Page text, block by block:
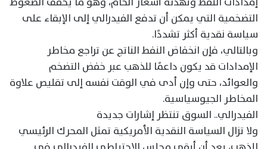
التضخمية التي يمكن أن تدفع الفيدرالي إلى الإبقاء على
سياسة نقدية أكثر تشددًا.
وبالتالي، فإن انخفاض النفط الناتج عن تراجع مخاطر
الإمدادات قد يكون داعمًا للذهب عبر خفض التضخم
والعوائد، حتى وإن أدى في الوقت نفسه إلى تقليص علاوة
المخاطر الجيوسياسية.
الفيدرالي.. السوق تنتظر إشارات جديدة
ولا تزال السياسة النقدية الأمريكية تمثل المحرك الرئيسي